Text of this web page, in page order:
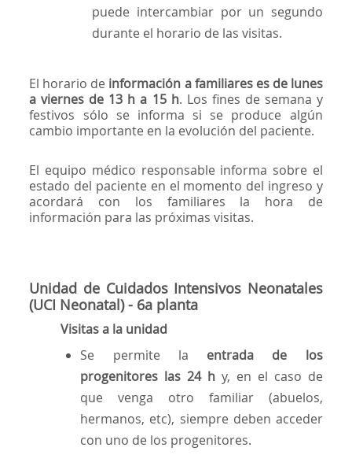
puede intercambiar por un segundo
durante el horario de las visitas.
El horario de información a familiares es de lunes
a viernes de 13 h a 15 h. Los fines de semana y
festivos sólo se informa si se produce algún
cambio importante en la evolución del paciente.
El equipo médico responsable informa sobre el
estado del paciente en el momento del ingreso y
acordará con los familiares la hora de
información para las próximas visitas.
Unidad de Cuidados Intensivos Neonatales
(UCI Neonatal)- 6a planta
Visitas a la unidad
Se permite la entrada de los
progenitores las 24 h y, en el caso de
que venga otro familiar (abuelos,
hermanos, etc), siempre deben acceder
con uno de los progenitores.